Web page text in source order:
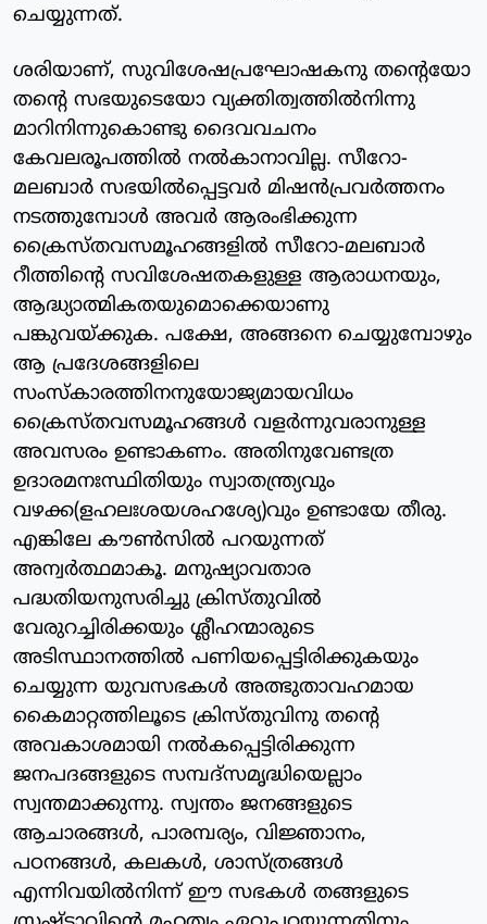
ചെയ്യുന്നത്.
ശരിയാണ്, സുവിശേഷപ്രഘോഷകനു തന്റെയോ
തന്റെ സഭയുടെയോ വ്യക്തിത്വത്തില്‍നിന്നു
മാറിനിന്നുകൊണ്ടു ദൈവവചനം
കേവലരൂപത്തില്‍ നല്‍കാനാവില്ല. സീറോ-
മലബാര്‍ സഭയില്‍പ്പെട്ടവര്‍ മിഷന്‍പ്രവര്‍ത്തനം
നടത്തുമ്പോള്‍ അവര്‍ ആരംഭിക്കുന്ന
ക്രൈസ്തവസമൂഹങ്ങളില്‍ സീറോ-മലബാര്‍
റീത്തിന്റെ സവിശേഷതകളുള്ള ആരാധനയും,
ആദ്ധ്യാത്മികതയുമൊക്കെയാണു
പങ്കുവയ്ക്കുക. പക്ഷേ, അങ്ങനെ ചെയ്യുമ്പോഴും
ആ പ്രദേശങ്ങളിലെ
സംസ്‌കാരത്തിനനുയോജ്യമായവിധം
ക്രൈസ്തവസമൂഹങ്ങള്‍ വളര്‍ന്നുവരാനുള്ള
അവസരം ഉണ്ടാകണം. അതിനുവേണ്ടത്ര
ഉദാരമനഃസ്ഥിതിയും സ്വാതന്ത്ര്യവും
വഴക്ക(ളഹലഃശയശഹശ്യേ)വും ഉണ്ടായേ തീരു.
എങ്കിലേ കൗണ്‍സില്‍ പറയുന്നത്
അന്വര്‍ത്ഥമാകൂ. മനുഷ്യാവതാര
പദ്ധതിയനുസരിച്ചു ക്രിസ്തുവില്‍
വേരുറച്ചിരിക്കയും ശ്ലീഹന്മാരുടെ
അടിസ്ഥാനത്തില്‍ പണിയപ്പെട്ടിരിക്കുകയും
ചെയ്യുന്ന യുവസഭകള്‍ അത്ഭുതാവഹമായ
കൈമാറ്റത്തിലൂടെ ക്രിസ്തുവിനു തന്റെ
അവകാശമായി നല്‍കപ്പെട്ടിരിക്കുന്ന
ജനപദങ്ങളുടെ സമ്പദ്‌സമൃദ്ധിയെല്ലാം
സ്വന്തമാക്കുന്നു. സ്വന്തം ജനങ്ങളുടെ
ആചാരങ്ങള്‍, പാരമ്പര്യം, വിജ്ഞാനം,
പഠനങ്ങള്‍, കലകള്‍, ശാസ്ത്രങ്ങള്‍
എന്നിവയില്‍നിന്ന് ഈ സഭകള്‍ തങ്ങളുടെ